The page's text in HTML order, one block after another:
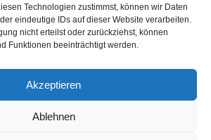
Technologien zustimmst, können wir Daten
eindeutige IDs auf dieser Website verarbeiten.
nicht erteilst oder zurückziehst, können
Funktionen beeinträchtigt werden.
Akzeptieren
Ablehnen